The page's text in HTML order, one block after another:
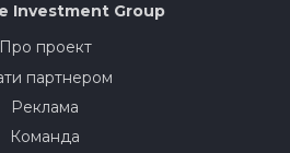
Investment Group
Про проект
партнером
Реклама
Команда